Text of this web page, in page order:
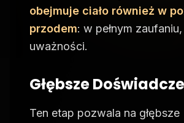
obejmuje ciało również w
przodem: w pełnym
uważności.
Głębsze
Ten etap pozwala na głębsze